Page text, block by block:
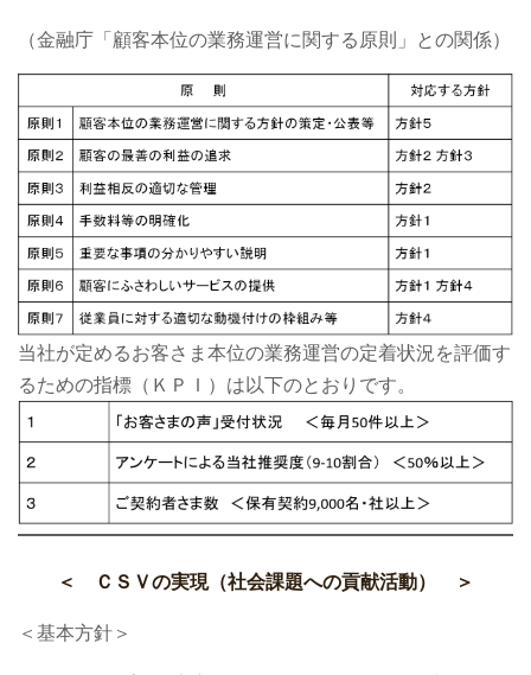
（金融庁「顧客本位の業務運営に関する原則」との関係）
当社が定めるお客さま本位の業務運営の定着状況を評価す
るための指標（ＫＰＩ）は以下のとおりです。
＜ ＣＳＶの実現（社会課題への貢献活動） ＞
＜基本方針＞